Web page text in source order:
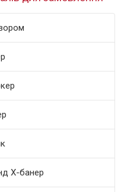
Х-банер